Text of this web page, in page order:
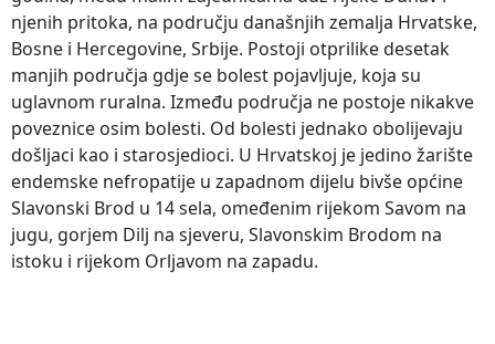
njenih pritoka, na području današnjih zemalja Hrvatske,
Bosne i Hercegovine, Srbije. Postoji otprilike desetak
manjih područja gdje se bolest pojavljuje, koja su
uglavnom ruralna. Između područja ne postoje nikakve
poveznice osim bolesti. Od bolesti jednako obolijevaju
došljaci kao i starosjedioci. U Hrvatskoj je jedino žarište
endemske nefropatije u zapadnom dijelu bivše općine
Slavonski Brod u 14 sela, omeđenim rijekom Savom na
jugu, gorjem Dilj na sjeveru, Slavonskim Brodom na
istoku i rijekom Orljavom na zapadu.